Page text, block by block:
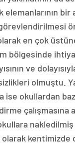
elemanlarının
en çok
bölgesinde
ve
olmuştu.
okullardan
çalışmasına
kentimizde